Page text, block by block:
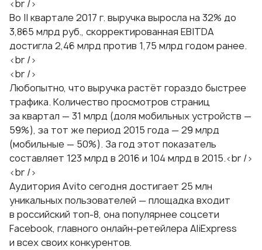
<br />
Во II квартале 2017 г. выручка выросла на 32% до
3,865 млрд руб., скорректированная EBITDA
достигла 2,46 млрд против 1,75 млрд годом ранее.
<br />
<br />
Любопытно, что выручка растёт гораздо быстрее
трафика. Количество просмотров страниц
за квартал — 31 млрд (доля мобильных устройств —
59%), за тот же период 2015 года — 29 млрд
(мобильные — 50%). За год этот показатель
составляет 123 млрд в 2016 и 104 млрд в 2015.<br />
<br />
Аудитория Avito сегодня достигает 25 млн
уникальных пользователей — площадка входит
в российский топ-8, она популярнее соцсети
Facebook, главного онлайн-ретейлера AliExpress
и всех своих конкурентов.